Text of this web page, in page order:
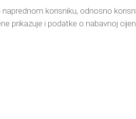
naprednom korisniku, odnosno
prikazuje i podatke o nabavnoj